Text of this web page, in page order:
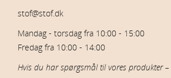
stof@stof.dk
Mandag - torsdag fra 10:00 - 15:00
Fredag fra 10:00 - 14:00
Hvis du har spørgsmål til vores produkter –